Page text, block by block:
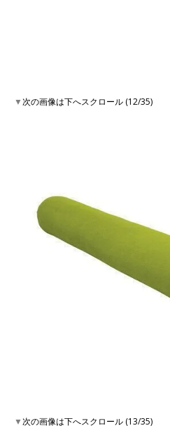
▼次の画像は下へスクロール (12/35)
▼次の画像は下へスクロール (13/35)